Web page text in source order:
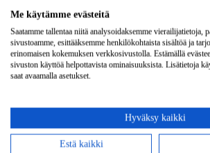
sisätiloista.
lisävarusteenatuulisuojan
varrastikuilla, tämä lisävaruste
monipuolistaa grillin
sivupolttimen käyttöä.
Me käytämme evästeitä
Saatamme tallentaa niitä analysoidaksemme vierailijatietoja,
sivustoamme, esittääksemme henkilökohtaista sisältöä ja
erinomaisen kokemuksen verkkosivustolla. Estämällä
sivuston käyttöä helpottavista ominaisuuksista. Lisätietoja
saat avaamalla asetukset.
Hyväksy kaikki
Estä kaikki